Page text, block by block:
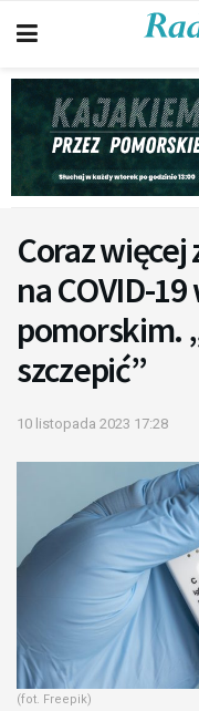
Coraz
na COVID-
pomorskim.
szczepić”
10 listopada 2023 17:28
(fot. Freepik)